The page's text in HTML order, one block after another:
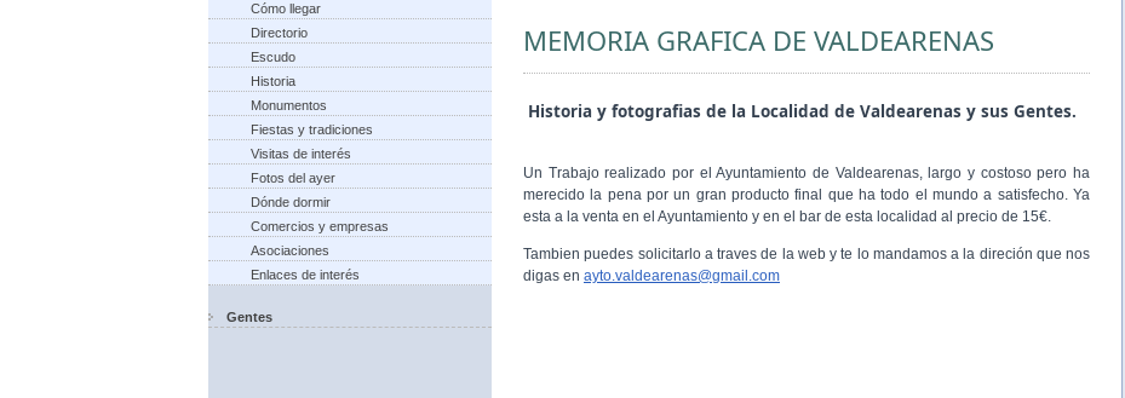
Cómo llegar
Directorio
Escudo
Historia
Monumentos
Fiestas y tradiciones
Visitas de interés
Fotos del ayer
Dónde dormir
Comercios y empresas
Asociaciones
Enlaces de interés
Gentes
MEMORIA GRAFICA DE VALDEARENAS
Historia y fotografias de la Localidad de Valdearenas y sus Gentes.
Un Trabajo realizado por el Ayuntamiento de Valdearenas, largo y costoso pero ha
merecido la pena por un gran producto final que ha todo el mundo a satisfecho. Ya
esta a la venta en el Ayuntamiento y en el bar de esta localidad al precio de 15€.
Tambien puedes solicitarlo a traves de la web y te lo mandamos a la direción que nos
digas en ayto.valdearenas@gmail.com